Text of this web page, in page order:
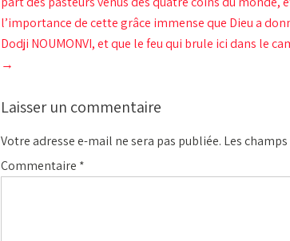
l’importance de cette grâce immense que Dieu a
Dodji NOUMONVI, et que le feu qui brule ici dans le
→
Laisser un commentaire
Votre adresse e-mail ne sera pas publiée. Les
Commentaire *